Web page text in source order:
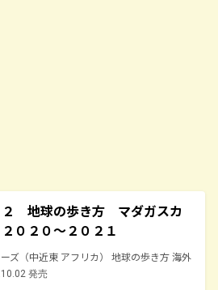
２ 地球の歩き方 マダガスカ
０２０～２０２１
ズ（中近東 アフリカ） 地球の歩き方 海外
発売